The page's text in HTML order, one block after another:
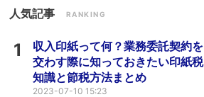
人気記事 RANKING
1
収入印紙って何？業務委託契約を
交わす際に知っておきたい印紙税
知識と節税方法まとめ
2023-07-10 15:23